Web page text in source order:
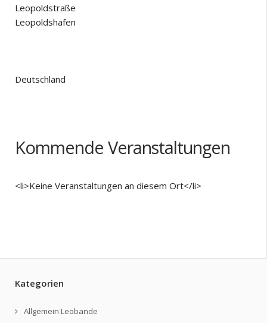
Leopoldstraße
Leopoldshafen
Deutschland
Kommende Veranstaltungen
<li>Keine Veranstaltungen an diesem Ort</li>
Kategorien
Allgemein Leobande